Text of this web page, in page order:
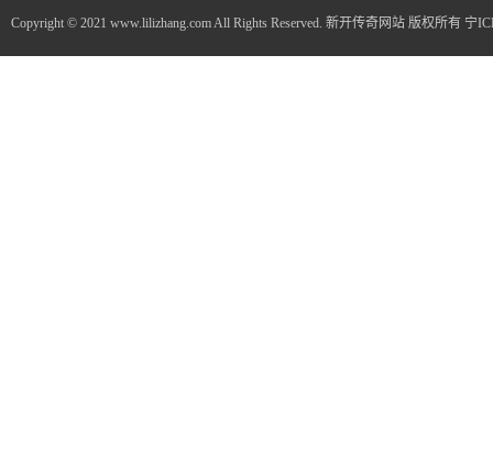
Copyright © 2021 www.lilizhang.com All Rights Reserved. 新开传奇网站 版权所有 宁